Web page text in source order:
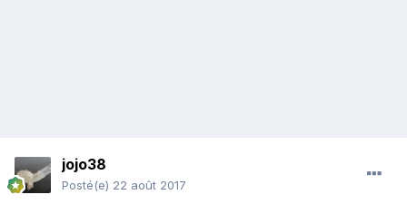
jojo38
Posté(e) 22 août 2017